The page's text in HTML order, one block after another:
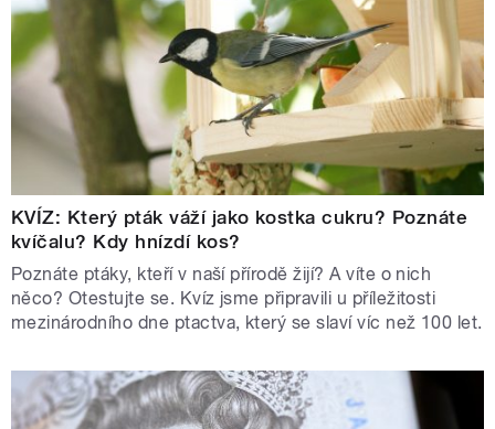
KVÍZ: Který pták váží jako kostka cukru? Poznáte
kvíčalu? Kdy hnízdí kos?
Poznáte ptáky, kteří v naší přírodě žijí? A víte o nich
něco? Otestujte se. Kvíz jsme připravili u příležitosti
mezinárodního dne ptactva, který se slaví víc než 100 let.